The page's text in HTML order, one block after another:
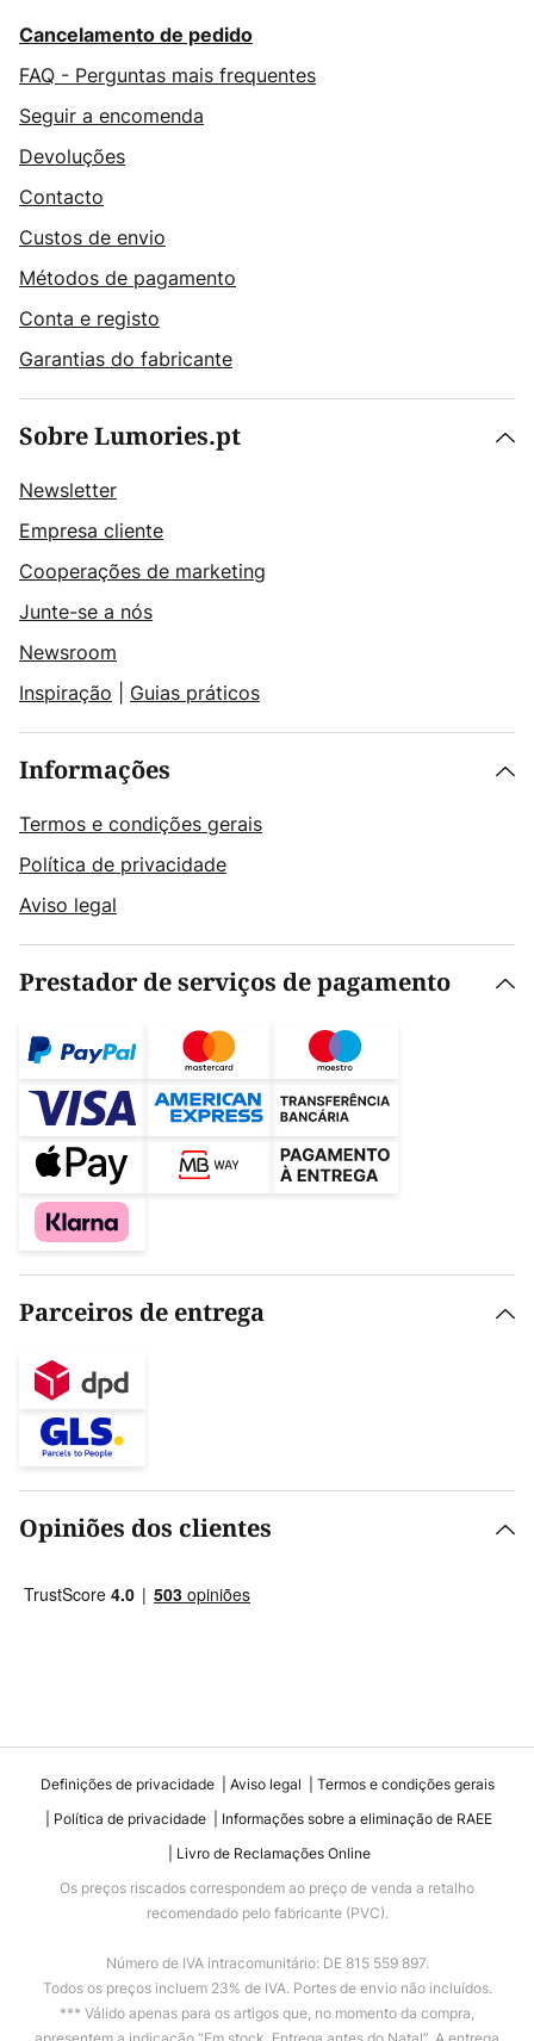
Cancelamento de pedido
FAQ - Perguntas mais frequentes
Seguir a encomenda
Devoluções
Contacto
Custos de envio
Métodos de pagamento
Conta e registo
Garantias do fabricante
Sobre Lumories.pt
Newsletter
Empresa cliente
Cooperações de marketing
Junte-se a nós
Newsroom
Inspiração
Guias práticos
Informações
Termos e condições gerais
Política de privacidade
Aviso legal
Prestador de serviços de pagamento
Parceiros de entrega
Opiniões dos clientes
Definições de privacidade Aviso legal
Termos e condições gerais
Política de privacidade
Informações sobre a eliminação de RAEE
Livro de Reclamações Online
Os preços riscados correspondem ao preço de venda a retalho
recomendado pelo fabricante (PVC).
Número de IVA intracomunitário: DE 815 559 897.
Todos os preços incluem 23% de IVA. Portes de envio não incluídos.
*** Válido apenas para os artigos que, no momento da compra,